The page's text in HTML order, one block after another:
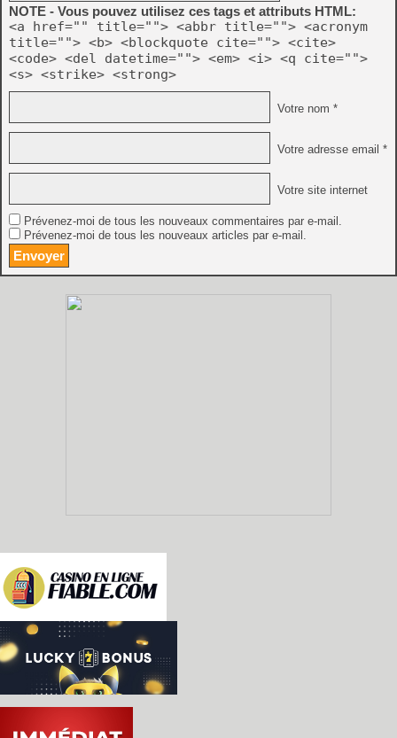
NOTE - Vous pouvez utilisez ces tags et attributs HTML:
<a href="" title=""> <abbr title=""> <acronym
title=""> <b> <blockquote cite=""> <cite>
<code> <del datetime=""> <em> <i> <q cite="">
<s> <strike> <strong>
Votre nom *
Votre adresse email *
Votre site internet
Prévenez-moi de tous les nouveaux commentaires par e-mail.
Prévenez-moi de tous les nouveaux articles par e-mail.